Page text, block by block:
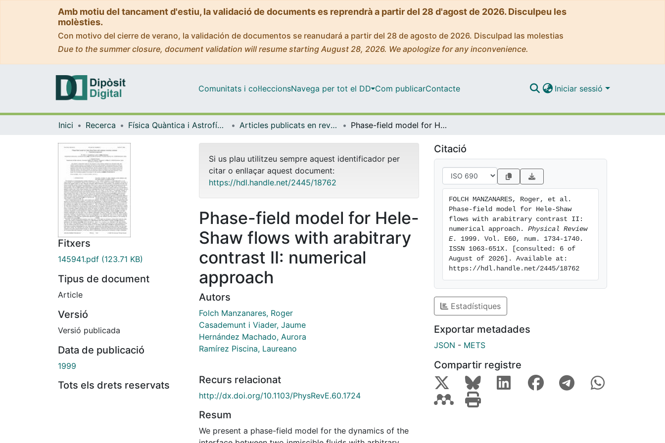
Amb motiu del tancament d'estiu, la validació de documents es reprendrà a partir del 28 d'agost de 2026. Disculpeu les
molèsties.
Con motivo del cierre de verano, la validación de documentos se reanudará a partir del 28 de agosto de 2026. Disculpad las molestias
Due to the summer closure, document validation will resume starting August 28, 2026. We apologize for any inconvenience.
Comunitats i col·leccionsNavega per tot el DD Com publicarContacte Iniciar sessió
Inici Recerca Física Quàntica i Astrofísica Articles publicats en revistes (Física Quàntica i Astrofísica) Phase-field model for Hele-Shaw flows with arabitrary contrast II: numerical approach
Fitxers
145941.pdf (123.71 KB)
Tipus de document
Article
Versió
Versió publicada
Data de publicació
1999
Tots els drets reservats
Si us plau utilitzeu sempre aquest identificador per
citar o enllaçar aquest document:
https://hdl.handle.net/2445/18762
Phase-field model for Hele-
Shaw flows with arabitrary
contrast II: numerical
approach
Autors
Folch Manzanares, Roger
Casademunt i Viader, Jaume
Hernández Machado, Aurora
Ramírez Piscina, Laureano
Recurs relacionat
http://dx.doi.org/10.1103/PhysRevE.60.1724
Resum
We present a phase-field model for the dynamics of the
Citació
FOLCH MANZANARES, Roger, et al.
Phase-field model for Hele-Shaw
flows with arabitrary contrast II:
numerical approach. Physical Review
E. 1999. Vol. E60, num. 1734-1740.
ISSN 1063-651X. [consulted: 6 of
August of 2026]. Available at:
https://hdl.handle.net/2445/18762
Estadístiques
Exportar metadades
JSON - METS
Compartir registre